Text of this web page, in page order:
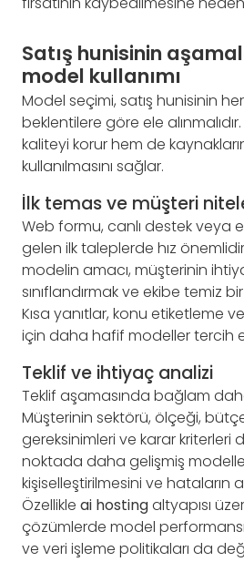
Satış hunisinin
model kullanımı
Model seçimi, satış hunisinin
beklentilere göre ele
kaliteyi korur hem de
kullanılmasını sağlar.
İlk temas ve müşteri
Web formu, canlı destek veya
gelen ilk taleplerde hız
modelin amacı, müşterinin
sınıflandırmak ve ekibe temiz
Kısa yanıtlar, konu etiketleme
için daha hafif modeller tercih
Teklif ve ihtiyaç analizi
Teklif aşamasında bağlam
Müşterinin sektörü, ölçeği,
gereksinimleri ve karar kriterleri
noktada daha gelişmiş
kişiselleştirilmesini ve hataların
Özellikle ai hostingaltyapısı
çözümlerde model
ve veri işleme politikaları da